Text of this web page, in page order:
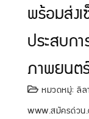
พร้อมส่ง
ประสบก
ภาพยนต
หมวดหมู่: ลีล
www.สมัครด่วน